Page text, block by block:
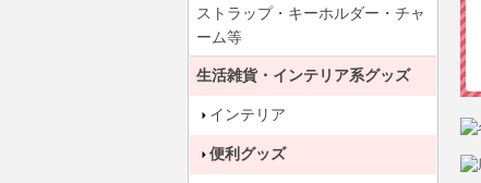
ストラップ・キーホルダー・チャ
ーム等
生活雑貨・インテリア系グッズ
インテリア
便利グッズ